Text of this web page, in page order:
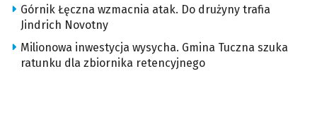
Górnik Łęczna wzmacnia atak. Do drużyny trafia
Jindrich Novotny
Milionowa inwestycja wysycha. Gmina Tuczna szuka
ratunku dla zbiornika retencyjnego